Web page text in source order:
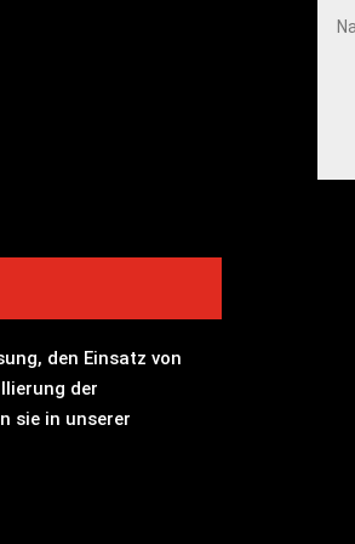
den Einsatz von
der
sie in unserer